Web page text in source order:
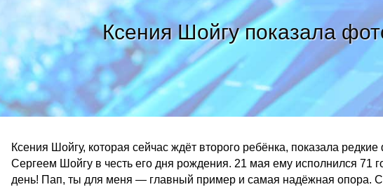
Ксения Шойгу показала
Ксения Шойгу, которая сейчас ждёт второго ребёнка, показала
Сергеем Шойгу в честь его дня рождения. 21 мая ему исполнился 71
день! Пап, ты для меня — главный пример и самая надёжная опора.